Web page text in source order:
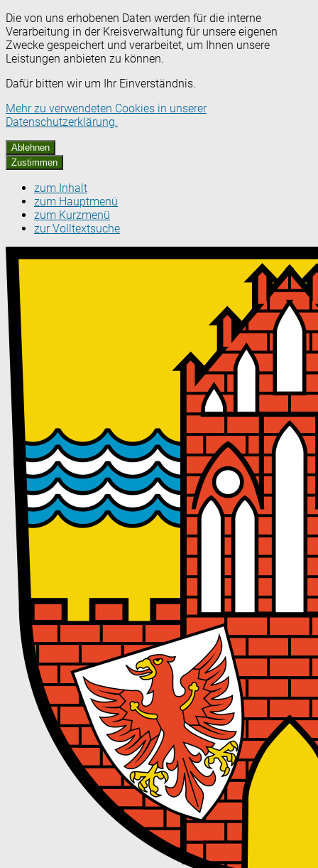
Die von uns erhobenen Daten werden für die interne
Verarbeitung in der Kreisverwaltung für unsere eigenen
Zwecke gespeichert und verarbeitet, um Ihnen unsere
Leistungen anbieten zu können.
Dafür bitten wir um Ihr Einverständnis.
Mehr zu verwendeten Cookies in unserer
Datenschutzerklärung.
Ablehnen
Zustimmen
zum Inhalt
zum Hauptmenü
zum Kurzmenü
zur Volltextsuche